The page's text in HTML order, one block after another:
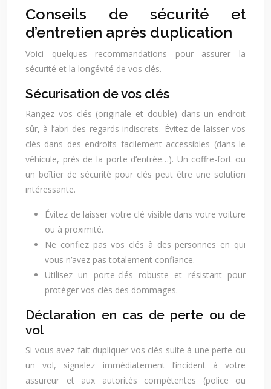
Conseils de sécurité et
d’entretien après duplication
Voici quelques recommandations pour assurer la
sécurité et la longévité de vos clés.
Sécurisation de vos clés
Rangez vos clés (originale et double) dans un endroit
sûr, à l’abri des regards indiscrets. Évitez de laisser vos
clés dans des endroits facilement accessibles (dans le
véhicule, près de la porte d’entrée…). Un coffre-fort ou
un boîtier de sécurité pour clés peut être une solution
intéressante.
Évitez de laisser votre clé visible dans votre voiture
ou à proximité.
Ne confiez pas vos clés à des personnes en qui
vous n’avez pas totalement confiance.
Utilisez un porte-clés robuste et résistant pour
protéger vos clés des dommages.
Déclaration en cas de perte ou de
vol
Si vous avez fait dupliquer vos clés suite à une perte ou
un vol, signalez immédiatement l’incident à votre
assureur et aux autorités compétentes (police ou